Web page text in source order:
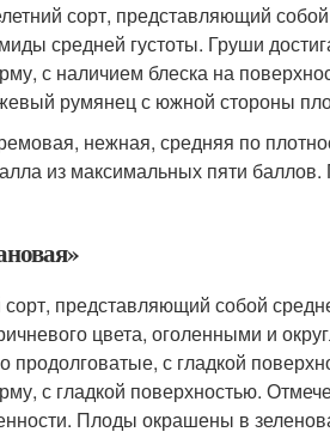
сорт, представляющий
средней густоты. Груши
с наличием блеска на
румянец с южной стороны
нежная, средняя по
из максимальных пяти
представляющий собой
цвета, оголенными и
продолговатые, с гладкой
с гладкой поверхностью.
Плоды окрашены в